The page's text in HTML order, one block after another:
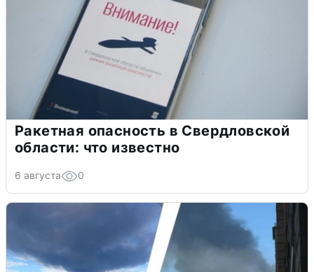
Ракетная опасность в Свердловской
области: что известно
6 августа 0